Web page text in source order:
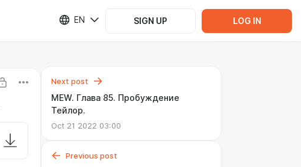
EN SIGN UP LOG IN
Next post
MEW. Глава 85. Пробуждение
Тейлор.
Oct 21 2022 03:00
Previous post